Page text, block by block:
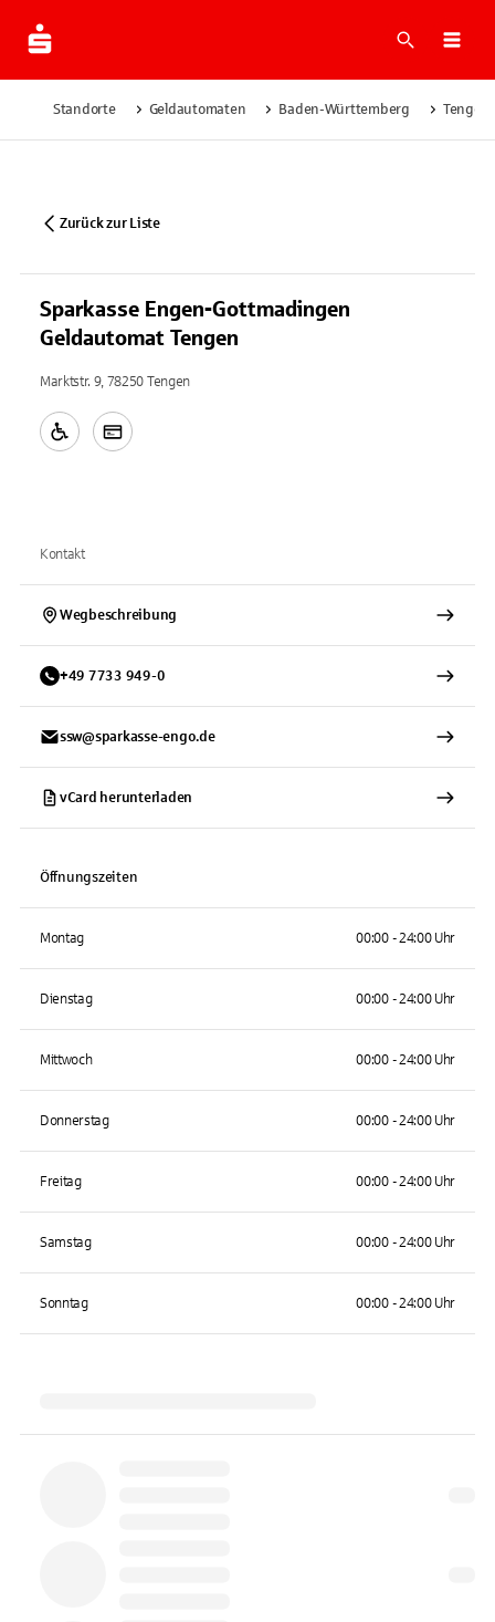
Suche
Standorte Geldautomaten Baden-Württemberg Tengen
Zurück zur Liste
Sparkasse Engen-Gottmadingen
Geldautomat Tengen
Marktstr. 9, 78250 Tengen
Kontakt
Wegbeschreibung
+49 7733 949-0
ssw@sparkasse-engo.de
vCard herunterladen
Öffnungszeiten
Montag 00:00 - 24:00 Uhr
Dienstag 00:00 - 24:00 Uhr
Mittwoch 00:00 - 24:00 Uhr
Donnerstag 00:00 - 24:00 Uhr
Freitag 00:00 - 24:00 Uhr
Samstag 00:00 - 24:00 Uhr
Sonntag 00:00 - 24:00 Uhr